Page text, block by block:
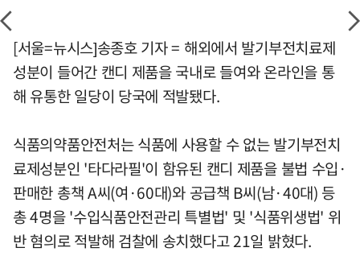
[서울=뉴시스]송종호 기자 = 해외에서 발기부전치료제
성분이 들어간 캔디 제품을 국내로 들여와 온라인을 통
해 유통한 일당이 당국에 적발됐다.
식품의약품안전처는 식품에 사용할 수 없는 발기부전치
료제성분인 '타다라필'이 함유된 캔디 제품을 불법 수입·
판매한 총책 A씨(여·60대)와 공급책 B씨(남·40대) 등
총 4명을 '수입식품안전관리 특별법' 및 '식품위생법' 위
반 혐의로 적발해 검찰에 송치했다고 21일 밝혔다.